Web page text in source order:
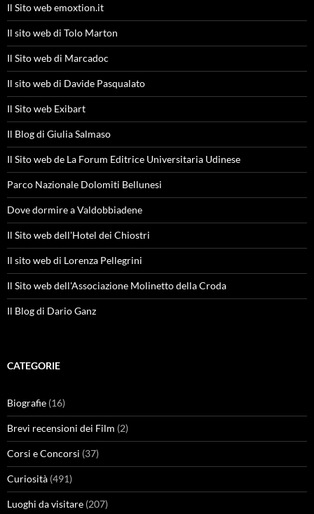
Il Sito web emoxtion.it
Il sito web di Tolo Marton
Il Sito web di Marcadoc
Il sito web di Davide Pasqualato
Il Sito web Exibart
Il Blog di Giulia Salmaso
Il Sito web de La Forum Editrice Universitaria Udinese
Parco Nazionale Dolomiti Bellunesi
Dove dormire a Valdobbiadene
Il Sito web dell'Hotel dei Chiostri
Il sito web di Lorenza Pellegrini
Il Sito web dell'Associazione Molinetto della Croda
Il Blog di Dario Ganz
CATEGORIE
Biografie (16)
Brevi recensioni dei Film (2)
Corsi e Concorsi (37)
Curiosità (491)
Luoghi da visitare (207)